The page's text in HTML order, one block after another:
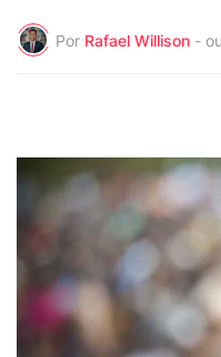
Por Rafael Willison -